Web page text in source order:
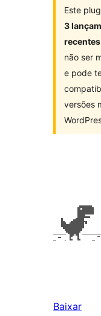
Este
3
não ser
e pode
versões
Baixar